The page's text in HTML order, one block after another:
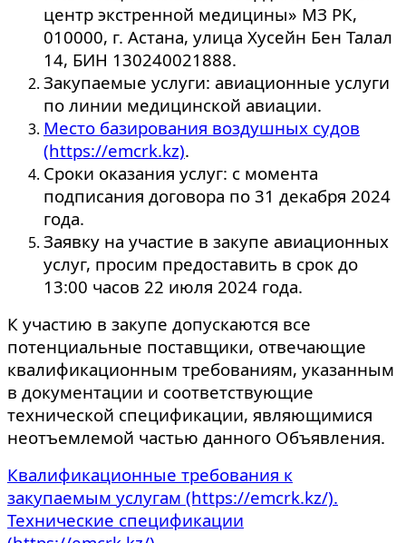
центр экстренной медицины» МЗ РК,
010000, г. Астана, улица Хусейн Бен Талал
14, БИН 130240021888.
Закупаемые услуги: авиационные услуги
по линии медицинской авиации.
Место базирования воздушных судов
(https://emcrk.kz).
Сроки оказания услуг: с момента
подписания договора по 31 декабря 2024
года.
Заявку на участие в закупе авиационных
услуг, просим предоставить в срок до
13:00 часов 22 июля 2024 года.
К участию в закупе допускаются все
потенциальные поставщики, отвечающие
квалификационным требованиям, указанным
в документации и соответствующие
технической спецификации, являющимися
неотъемлемой частью данного Объявления.
Квалификационные требования к
закупаемым услугам (https://emcrk.kz/).
Технические спецификации